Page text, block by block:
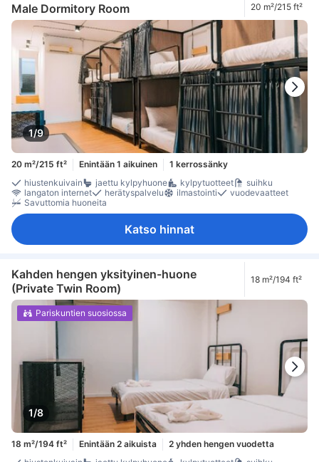
Male Dormitory Room 20 m²/215 ft²
1/9
20 m²/215 ft² Enintään 1 aikuinen
1 kerrossänky
hiustenkuivain
jaettu kylpyhuone kylpytuotteet
suihku
langaton internet
herätyspalvelu ilmastointi
vuodevaatteet
Savuttomia huoneita
Katso hinnat
Kahden hengen yksityinen-huone
(Private Twin Room)
18 m²/194 ft²
1/8
Pariskuntien suosiossa
18 m²/194 ft² Enintään 2 aikuista
2 yhden hengen vuodetta